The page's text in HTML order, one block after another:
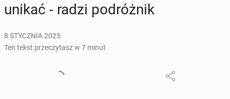
unikać - radzi po­dróż­nik
8 STYCZNIA 2025
Ten tekst przeczytasz w 7 minut